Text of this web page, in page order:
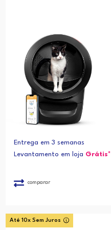
Entrega em 3 semanas
Levantamento em loja Grátis*
comparar
Até 10x Sem Juros